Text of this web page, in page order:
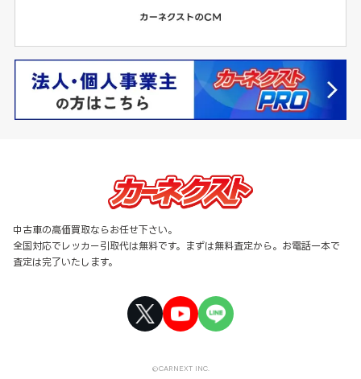
中古車の高価買取ならお任せ下さい。
全国対応でレッカー引取代は無料です。まずは無料査定から。お電話一本で
査定は完了いたします。
©CARNEXT INC.